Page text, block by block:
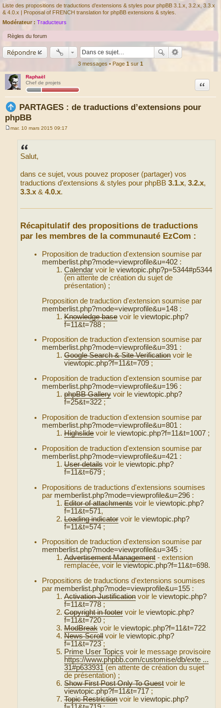
Liste des propositions de traductions d’extensions & styles pour phpBB 3.1.x, 3.2.x, 3.3.x
& 4.0.x | Proposal of FRENCH translation for phpBB extensions & styles.
Modérateur : Traducteurs
Règles du forum
Répondre
3 messages • Page 1 sur 1
Raphaël
Chef de projets
PARTAGES : de traductions d’extensions pour
phpBB
Citation
mar. 10 mars 2015 09:17
Salut,
dans ce sujet, vous pouvez proposer (partager) vos
traductions d’extensions & styles pour phpBB 3.1.x, 3.2.x,
3.3.x & 4.0.x.
Récapitulatif des propositions de traductions
par les membres de la communauté EzCom :
Proposition de traduction d'extension soumise par
memberlist.php?mode=viewprofile&u=402 :
Calendarvoir le viewtopic.php?p=5344#p5344
(en attente de création du sujet de
présentation) ;
Proposition de traduction d'extension soumise par
memberlist.php?mode=viewprofile&u=148 :
Knowledge basevoir le viewtopic.php?
f=11&t=788;
Proposition de traduction d'extension soumise par
memberlist.php?mode=viewprofile&u=391 :
Google Search & Site Verificationvoir le
viewtopic.php?f=11&t=709;
Proposition de traduction d'extension soumise par
memberlist.php?mode=viewprofile&u=196 :
phpBB Galleryvoir le viewtopic.php?
f=25&t=322;
Proposition de traduction d'extension soumise par
memberlist.php?mode=viewprofile&u=801 :
Highslidevoir le viewtopic.php?f=11&t=1007;
Proposition de traduction d'extension soumise par
memberlist.php?mode=viewprofile&u=421 :
User detailsvoir le viewtopic.php?
f=11&t=679;
Propositions de traductions d'extensions soumises
par memberlist.php?mode=viewprofile&u=296 :
Editor of attachmentsvoir le viewtopic.php?
f=11&t=571,
Loading indicatorvoir le viewtopic.php?
f=11&t=574;
Proposition de traduction d'extension soumise par
memberlist.php?mode=viewprofile&u=345 :
Advertisement Management- extension
remplacée, voir le viewtopic.php?f=11&t=698.
Propositions de traductions d'extensions soumises
par memberlist.php?mode=viewprofile&u=155 :
Activation Justificationvoir le viewtopic.php?
f=11&t=778;
Copyright in footervoir le viewtopic.php?
f=11&t=720;
ModBreakvoir le viewtopic.php?f=11&t=722
News Scrollvoir le viewtopic.php?
f=11&t=723;
Prime User Topics voir le message provisoire
https://www.phpbb.com/customise/db/exte ...
31#p633931(en attente de création du sujet
de présentation) ;
Show First Post Only To Guestvoir le
viewtopic.php?f=11&t=717;
Topic Restrictionvoir le viewtopic.php?